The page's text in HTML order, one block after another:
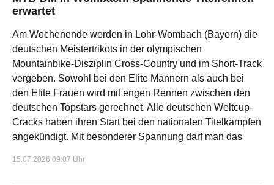
erwartet
Am Wochenende werden in Lohr-Wombach (Bayern) die
deutschen Meistertrikots in der olympischen
Mountainbike-Disziplin Cross-Country und im Short-Track
vergeben. Sowohl bei den Elite Männern als auch bei
den Elite Frauen wird mit engen Rennen zwischen den
deutschen Topstars gerechnet. Alle deutschen Weltcup-
Cracks haben ihren Start bei den nationalen Titelkämpfen
angekündigt. Mit besonderer Spannung darf man das
15.07.2026 09:07 Uhr